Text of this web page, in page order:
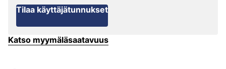
Tilaa käyttäjätunnukset
Katso myymäläsaatavuus